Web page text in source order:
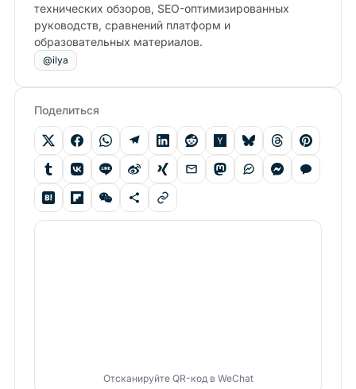
технических обзоров, SEO-оптимизированных
руководств, сравнений платформ и
образовательных материалов.
@ilya
Поделиться
Отсканируйте QR-код в WeChat